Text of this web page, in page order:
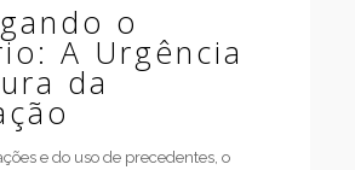
o
A Urgência
da
e do uso de precedentes, o